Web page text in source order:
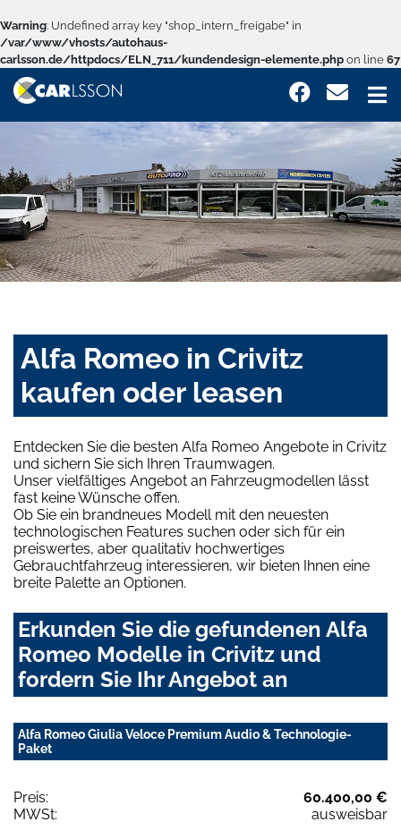
Warning: Undefined array key "shop_intern_freigabe" in
/var/www/vhosts/autohaus-
carlsson.de/httpdocs/ELN_711/kundendesign-elemente.php on line 67
Alfa Romeo in Crivitz
kaufen oder leasen
Entdecken Sie die besten Alfa Romeo Angebote in Crivitz
und sichern Sie sich Ihren Traumwagen.
Unser vielfältiges Angebot an Fahrzeugmodellen lässt
fast keine Wünsche offen.
Ob Sie ein brandneues Modell mit den neuesten
technologischen Features suchen oder sich für ein
preiswertes, aber qualitativ hochwertiges
Gebrauchtfahrzeug interessieren, wir bieten Ihnen eine
breite Palette an Optionen.
Erkunden Sie die gefundenen Alfa
Romeo Modelle in Crivitz und
fordern Sie Ihr Angebot an
Alfa Romeo Giulia Veloce Premium Audio & Technologie-
Paket
Preis:
60.400,00 €
MWSt:
ausweisbar